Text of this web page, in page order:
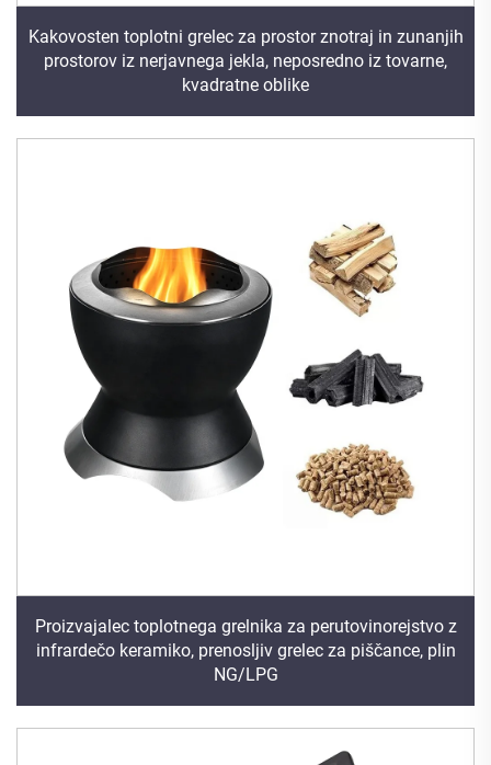
Kakovosten toplotni grelec za prostor znotraj in zunanjih
prostorov iz nerjavnega jekla, neposredno iz tovarne,
kvadratne oblike
Proizvajalec toplotnega grelnika za perutovinorejstvo z
infrardečo keramiko, prenosljiv grelec za piščance, plin
NG/LPG